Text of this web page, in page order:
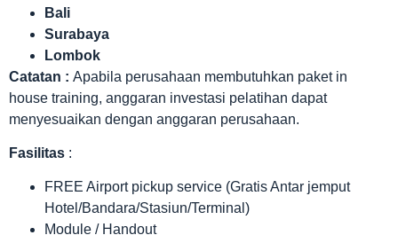
Bali
Surabaya
Lombok
Catatan : Apabila perusahaan membutuhkan paket in
house training, anggaran investasi pelatihan dapat
menyesuaikan dengan anggaran perusahaan.
Fasilitas :
FREE Airport pickup service (Gratis Antar jemput
Hotel/Bandara/Stasiun/Terminal)
Module / Handout